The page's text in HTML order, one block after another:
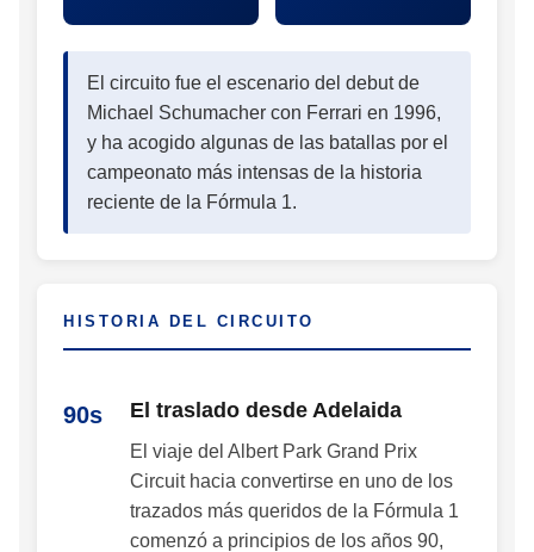
El circuito fue el escenario del debut de
Michael Schumacher con Ferrari en 1996,
y ha acogido algunas de las batallas por el
campeonato más intensas de la historia
reciente de la Fórmula 1.
HISTORIA DEL CIRCUITO
90s El traslado desde Adelaida
El viaje del Albert Park Grand Prix
Circuit hacia convertirse en uno de los
trazados más queridos de la Fórmula 1
comenzó a principios de los años 90,